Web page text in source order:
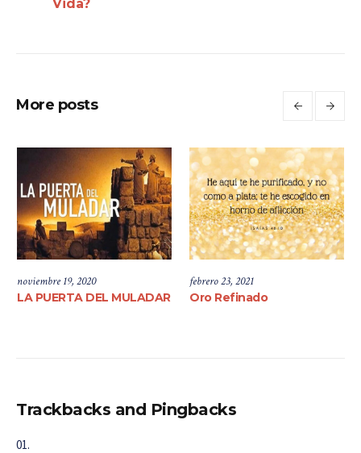
Vida?
More posts
noviembre 19, 2020
LA PUERTA DEL MULADAR
febrero 23, 2021
Oro Refinado
Trackbacks and Pingbacks